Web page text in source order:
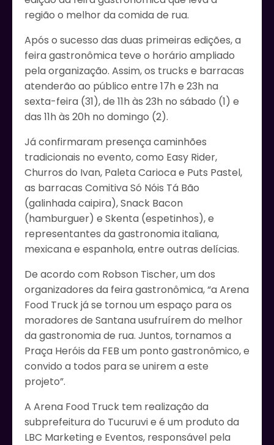
região o melhor da comida de rua.
Após o sucesso das duas primeiras edições, a
feira gastronômica teve o horário ampliado
pela organização. Assim, os trucks e barracas
atenderão ao público entre 17h e 23h na
sexta-feira (31), de 11h às 23h no sábado (1) e
das 11h às 20h no domingo (2).
Já confirmaram presença caminhões
tradicionais no evento, como Easy Rider,
Churros do Ivan, Paleta Carioca e Puts Pastel,
as barracas Comitiva Só Nóis Tá Bão
(galinhada caipira), Snack Bacon
(hamburguer) e Skenta (espetinhos), e
representantes da gastronomia italiana,
mexicana e espanhola, entre outras delícias.
De acordo com Robson Tischer, um dos
organizadores da feira gastronômica, “a Arena
Food Truck já se tornou um espaço para os
moradores de Santana usufruírem do melhor
da gastronomia de rua. Juntos, tornamos a
Praça Heróis da FEB um ponto gastronômico, e
convido a todos para se unirem a este
projeto”.
A Arena Food Truck tem realização da
subprefeitura do Tucuruvi e é um produto da
LBC Marketing e Eventos, responsável pela